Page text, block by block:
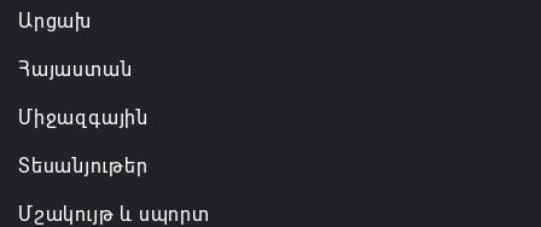
06.08.2026 14:16
նախարարությունների անվանումները
06.08.2026 12:45
Արցախ
Հայաստան
Միջազգային
Տեսանյութեր
Մշակույթ և սպորտ